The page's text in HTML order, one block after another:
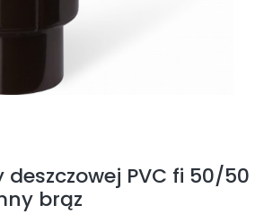
deszczowej PVC fi 50/50
brąz